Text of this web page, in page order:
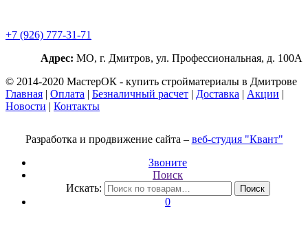
+7 (926) 777-31-71
Адрес: МО, г. Дмитров, ул. Профессиональная, д. 100А
© 2014-2020 МастерОК - купить стройматериалы в Дмитрове
Главная | Оплата | Безналичный расчет | Доставка | Акции |
Новости | Контакты
Разработка и продвижение сайта – веб-студия "Квант"
Звоните
Поиск
Искать:
Поиск
0